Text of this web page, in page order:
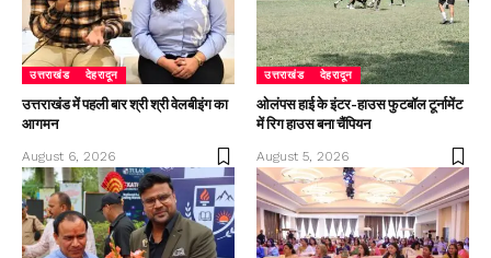
उत्तराखंड देहरादून
उत्तराखंड में पहली बार श्री श्री वेलबीइंग का
आगमन
August 6, 2026
उत्तराखंड देहरादून
ओलंपस हाई के इंटर-हाउस फुटबॉल टूर्नामेंट
में रिग हाउस बना चैंपियन
August 5, 2026